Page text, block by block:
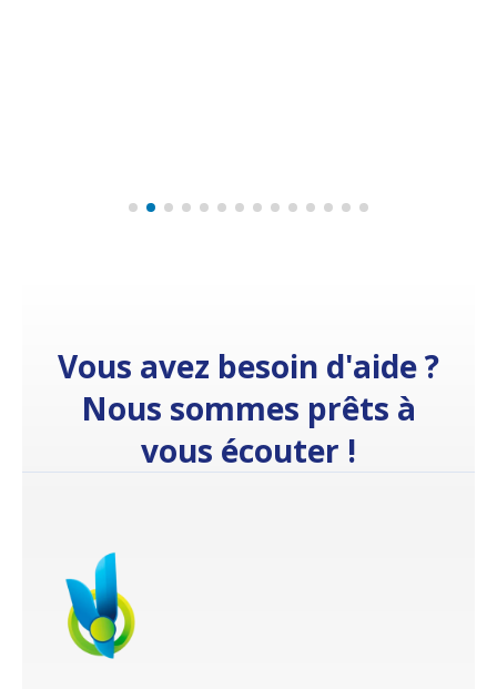
Vous avez besoin d'aide ?
Nous sommes prêts à
vous écouter !